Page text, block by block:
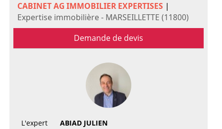
CABINET AG IMMOBILIER EXPERTISES |
Expertise immobilière - MARSEILLETTE (11800)
Demande de devis
L'expert
ABIAD JULIEN